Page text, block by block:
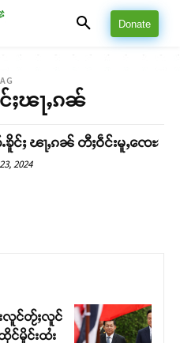
Donate
ႈၽႃႇၵၼ်
ႉၶိူင်ႈ ၽႃႇၵၼ် တီႈဝဵင်းမူႇၸေႊ
2024
လူင်တႂ်ႈလူင်
င်မိူင်းထႆး